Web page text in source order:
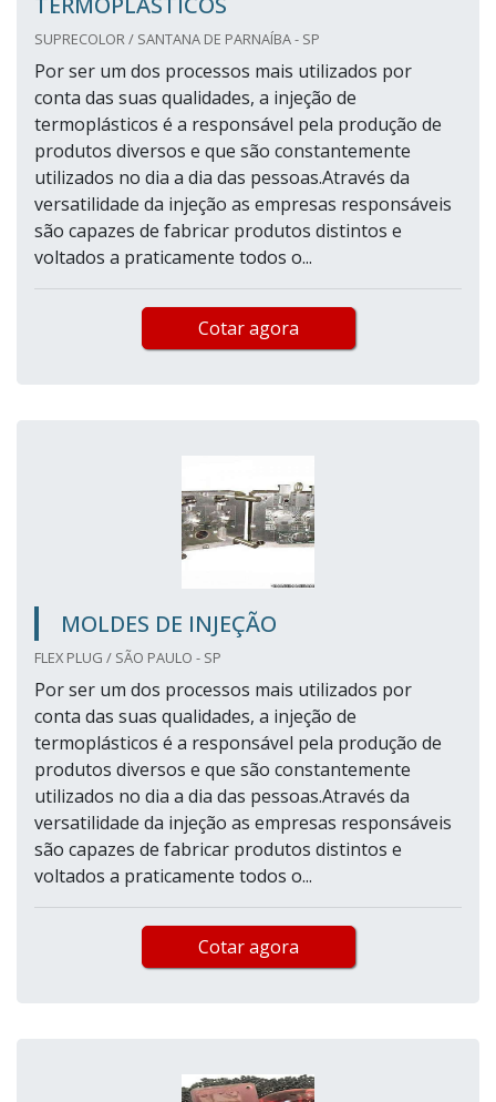
SUPRECOLOR / SANTANA DE PARNAÍBA - SP
Por ser um dos processos mais utilizados por
conta das suas qualidades, a injeção de
termoplásticos é a responsável pela produção de
produtos diversos e que são constantemente
utilizados no dia a dia das pessoas.Através da
versatilidade da injeção as empresas responsáveis
são capazes de fabricar produtos distintos e
voltados a praticamente todos o...
Cotar agora
MOLDES DE INJEÇÃO
FLEX PLUG / SÃO PAULO - SP
Por ser um dos processos mais utilizados por
conta das suas qualidades, a injeção de
termoplásticos é a responsável pela produção de
produtos diversos e que são constantemente
utilizados no dia a dia das pessoas.Através da
versatilidade da injeção as empresas responsáveis
são capazes de fabricar produtos distintos e
voltados a praticamente todos o...
Cotar agora